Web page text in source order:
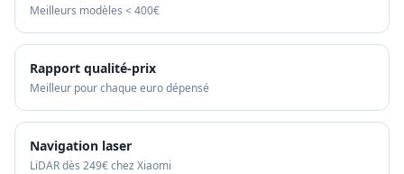
Meilleurs modèles < 400€
Rapport qualité-prix
Meilleur pour chaque euro dépensé
Navigation laser
LiDAR dès 249€ chez Xiaomi